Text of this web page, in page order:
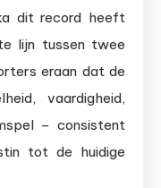
dit record heeft
lijn tussen twee
eraan dat de
vaardigheid,
– consistent
tot de huidige